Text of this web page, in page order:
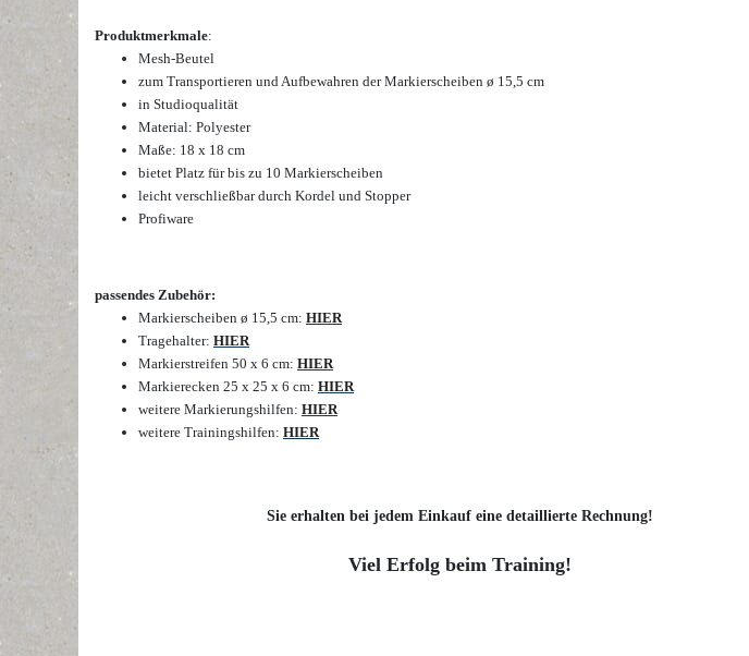
Produktmerkmale:
Mesh-Beutel
zum Transportieren und Aufbewahren der Markierscheiben ø 15,5 cm
in Studioqualität
Material: Polyester
Maße: 18 x 18 cm
bietet Platz für bis zu 10 Markierscheiben
leicht verschließbar durch Kordel und Stopper
Profiware
passendes Zubehör:
Markierscheiben ø 15,5 cm: HIER
Tragehalter: HIER
Markierstreifen 50 x 6 cm: HIER
Markierecken 25 x 25 x 6 cm: HIER
weitere Markierungshilfen: HIER
weitere Trainingshilfen: HIER
Sie erhalten bei jedem Einkauf eine detaillierte Rechnung!
Viel Erfolg beim Training!